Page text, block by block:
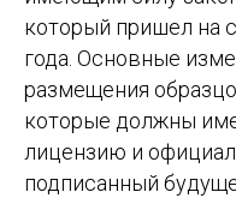
который пришел на
года. Основные
размещения
которые должны
лицензию и
подписанный